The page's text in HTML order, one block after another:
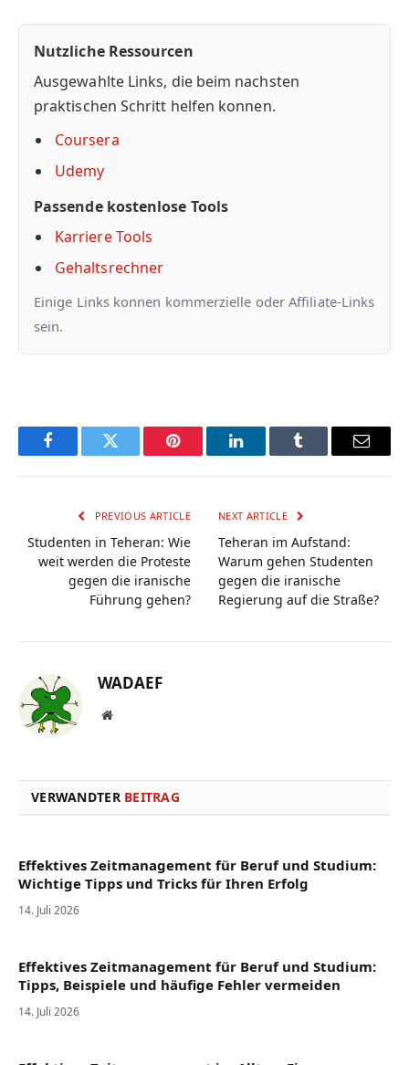
Nutzliche Ressourcen
Ausgewahlte Links, die beim nachsten
praktischen Schritt helfen konnen.
Coursera
Udemy
Passende kostenlose Tools
Karriere Tools
Gehaltsrechner
Einige Links konnen kommerzielle oder Affiliate-Links
sein.
FacebookTwitter Pinterest LinkedInTumblr Email
PREVIOUS ARTICLE
Studenten in Teheran: Wie
weit werden die Proteste
gegen die iranische
Führung gehen?
NEXT ARTICLE
Teheran im Aufstand:
Warum gehen Studenten
gegen die iranische
Regierung auf die Straße?
WADAEF
Website
VERWANDTER BEITRAG
Effektives Zeitmanagement für Beruf und Studium:
Wichtige Tipps und Tricks für Ihren Erfolg
14. Juli 2026
Effektives Zeitmanagement für Beruf und Studium:
Tipps, Beispiele und häufige Fehler vermeiden
14. Juli 2026